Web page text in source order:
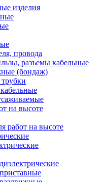
изделия
провода
разъемы кабельные
(бондаж)
на высоте
работ на высоте